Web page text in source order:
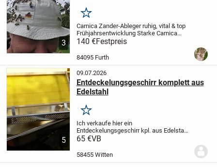
3
Merken
Carnica Zander-Ableger ruhig, vital & top
Frühjahrsentwicklung Starke Carnica
Zander-Ableger aus eigener Imkerei
Ich gebe mehrere Ableger aus
dem letzten Jahr ab – mit überwinterter,...
140 €Festpreis
84095 Furth
5
09.07.2026
Entdeckelungsgeschirr komplett aus
Edelstahl
Merken
Ich verkaufe hier ein
Entdeckelungsgeschirr kpl. aus Edelstahl
mit Abstreifer montierbar für Rechts- oder
Deutsch Normal usw. Einfach
65 €VB
58455 Witten